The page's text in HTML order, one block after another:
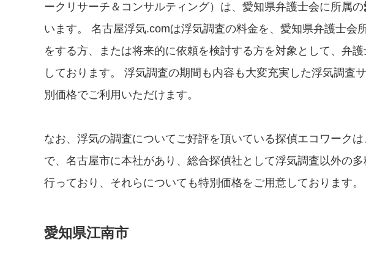
ークリサーチ＆コンサルティング）は、愛知県弁護士会に所属の
います。 名古屋浮気.comは浮気調査の料金を、愛知県弁護士会
をする方、または将来的に依頼を検討する方を対象として、弁
しております。 浮気調査の期間も内容も大変充実した浮気調査
別価格でご利用いただけます。
なお、浮気の調査についてご好評を頂いている探偵エコワーク
で、名古屋市に本社があり、総合探偵社として浮気調査以外の
行っており、それらについても特別価格をご用意しております。
愛知県江南市